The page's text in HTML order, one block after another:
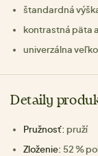
štandardná
kontrastná päta
univerzálna
Detaily
Pružnosť: pruží
Zloženie: 52 %